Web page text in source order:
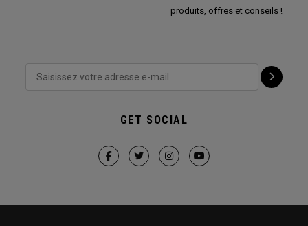
produits, offres et conseils !
GET SOCIAL